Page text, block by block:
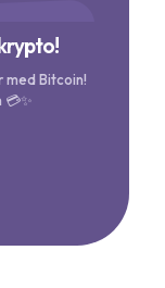
med Bitcoin!